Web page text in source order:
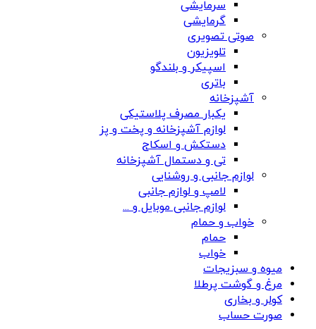
سرمایشی
گرمایشی
صوتی تصویری
تلویزیون
اسپیکر و بلندگو
باتری
آشپزخانه
یکبار مصرف پلاستیکی
لوازم آشپزخانه و پخت و پز
دستکش و اسکاج
تی و دستمال آشپزخانه
لوازم جانبی و روشنایی
لامپ و لوازم جانبی
لوازم جانبی موبایل و ...
خواب و حمام
حمام
خواب
میوه و سبزیجات
مرغ و گوشت پرطلا
کولر و بخاری
صورت حساب